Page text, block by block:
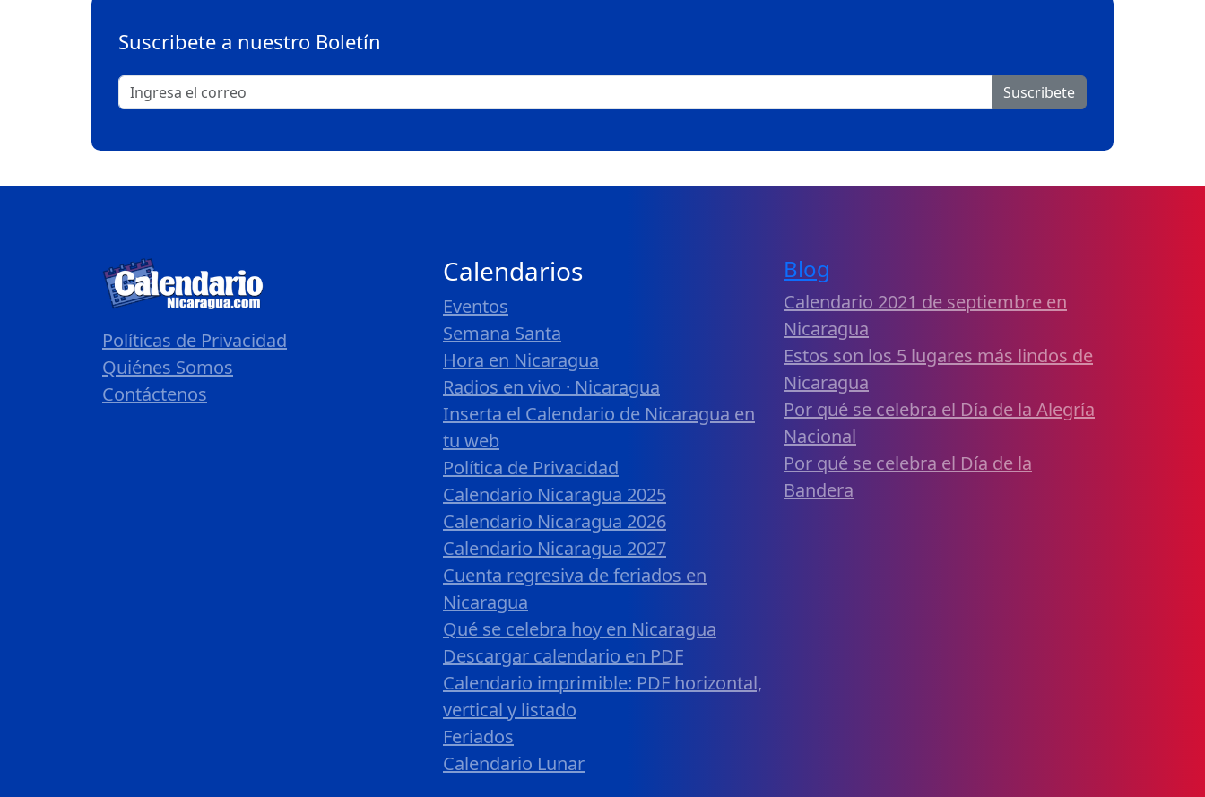
Suscribete a nuestro Boletín
Suscribete
Políticas de Privacidad
Quiénes Somos
Contáctenos
Calendarios
Eventos
Semana Santa
Hora en Nicaragua
Radios en vivo · Nicaragua
Inserta el Calendario de Nicaragua en
tu web
Política de Privacidad
Calendario Nicaragua 2025
Calendario Nicaragua 2026
Calendario Nicaragua 2027
Cuenta regresiva de feriados en
Nicaragua
Qué se celebra hoy en Nicaragua
Descargar calendario en PDF
Calendario imprimible: PDF horizontal,
vertical y listado
Feriados
Calendario Lunar
Blog
Calendario 2021 de septiembre en
Nicaragua
Estos son los 5 lugares más lindos de
Nicaragua
Por qué se celebra el Día de la Alegría
Nacional
Por qué se celebra el Día de la
Bandera